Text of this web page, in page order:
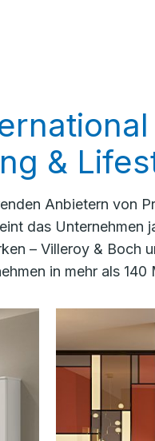
&
Anbietern von
das
– Villeroy & Boch
in mehr als